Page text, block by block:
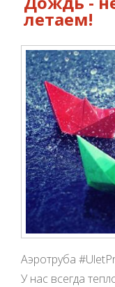
летаем!
Аэротруба
У нас всегда